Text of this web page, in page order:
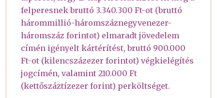
felperesnek bruttó 3.340.300 Ft-ot (bruttó
hárommillió-háromszáznegyvenezer-
háromszáz forintot) elmaradt jövedelem
címén igényelt kártérítést, bruttó 900.000
Ft-ot (kilencszázezer forintot) végkielégítés
jogcímén, valamint 210.000 Ft
(kettőszáztízezer forint) perköltséget.